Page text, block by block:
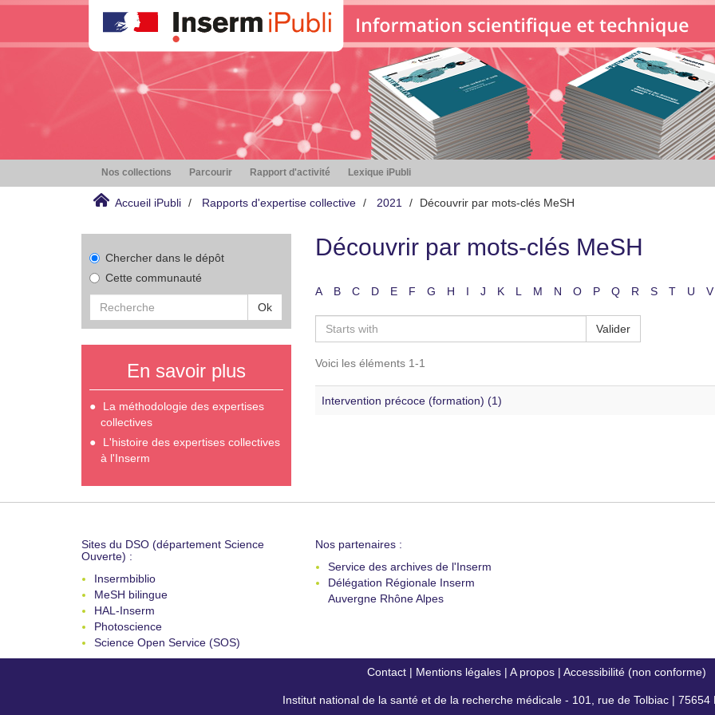
Nos collections Parcourir Rapport d'activité Lexique iPubli
Accueil iPubli Rapports d'expertise collective 2021 Découvrir par mots-clés MeSH
Chercher dans le dépôt
Cette communauté
Ok
En savoir plus
La méthodologie des expertises
collectives
L'histoire des expertises collectives
à l'Inserm
Découvrir par mots-clés MeSH
A B C D E F G H I J K L M N O P Q R S T U V
Valider
Voici les éléments 1-1
Intervention précoce (formation) (1)
Sites du DSO (département Science
Ouverte) :
Insermbiblio
MeSH bilingue
HAL-Inserm
Photoscience
Science Open Service (SOS)
Nos partenaires :
Service des archives de l'Inserm
Délégation Régionale Inserm
Auvergne Rhône Alpes
Contact| Mentions légales| A propos| Accessibilité (non conforme)
Institut national de la santé et de la recherche médicale - 101, rue de Tolbiac | 75654